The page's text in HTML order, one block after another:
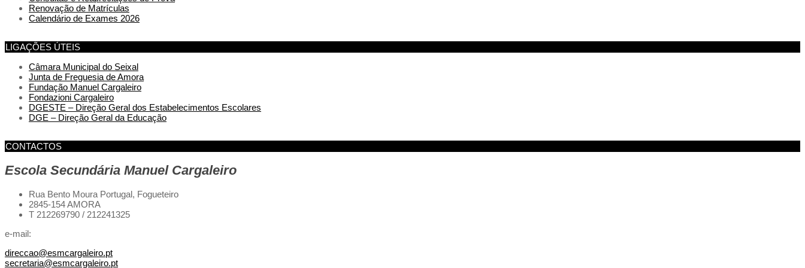
Renovação de Matrículas
Calendário de Exames 2026
LIGAÇÕES ÚTEIS
Câmara Municipal do Seixal
Junta de Freguesia de Amora
Fundação Manuel Cargaleiro
Fondazioni Cargaleiro
DGESTE – Direção Geral dos Estabelecimentos Escolares
DGE – Direção Geral da Educação
CONTACTOS
Escola Secundária Manuel Cargaleiro
Rua Bento Moura Portugal, Fogueteiro
2845-154 AMORA
T 212269790 / 212241325
e-mail:
direccao@esmcargaleiro.pt
secretaria@esmcargaleiro.pt